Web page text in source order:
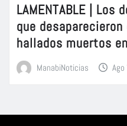
LAMENTABLE |
que
hallados muertos
ManabiNoticias